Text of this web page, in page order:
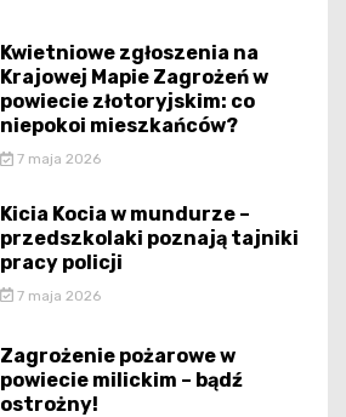
Kwietniowe zgłoszenia na
Krajowej Mapie Zagrożeń w
powiecie złotoryjskim: co
niepokoi mieszkańców?
7 maja 2026
Kicia Kocia w mundurze –
przedszkolaki poznają tajniki
pracy policji
7 maja 2026
Zagrożenie pożarowe w
powiecie milickim – bądź
ostrożny!